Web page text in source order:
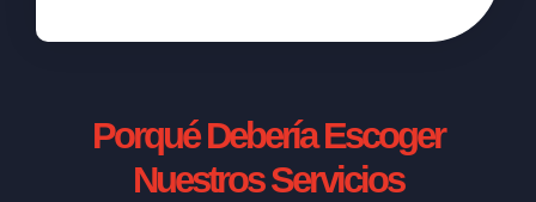
Porqué Debería Escoger
Nuestros Servicios